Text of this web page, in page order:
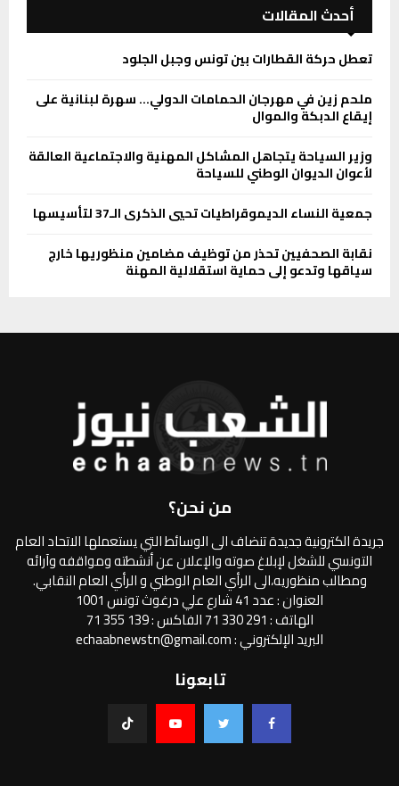
أحدث المقالات
تعطل حركة القطارات بين تونس وجبل الجلود
ملحم زين في مهرجان الحمامات الدولي… سهرة لبنانية على
إيقاع الدبكة والموال
وزير السياحة يتجاهل المشاكل المهنية والاجتماعية العالقة
لأعوان الديوان الوطني للسياحة
جمعية النساء الديموقراطيات تحيي الذكرى الـ37 لتأسيسها
نقابة الصحفيين تحذر من توظيف مضامين منظوريها خارج
سياقها وتدعو إلى حماية استقلالية المهنة
من نحن؟
جريدة الكترونية جديدة تنضاف الى الوسائط التي يستعملها الاتحاد العام
التونسي للشغل لإبلاغ صوته والإعلان عن أنشطته ومواقفه وآرائه
ومطالب منظوريه،الى الرأي العام الوطني و الرأي العام النقابي.
العنوان : عدد 41 شارع علي درغوث تونس 1001
الهاتف : 291 330 71 الفاكس : 139 355 71
البريد الإلكتروني : echaabnewstn@gmail.com
تابعونا